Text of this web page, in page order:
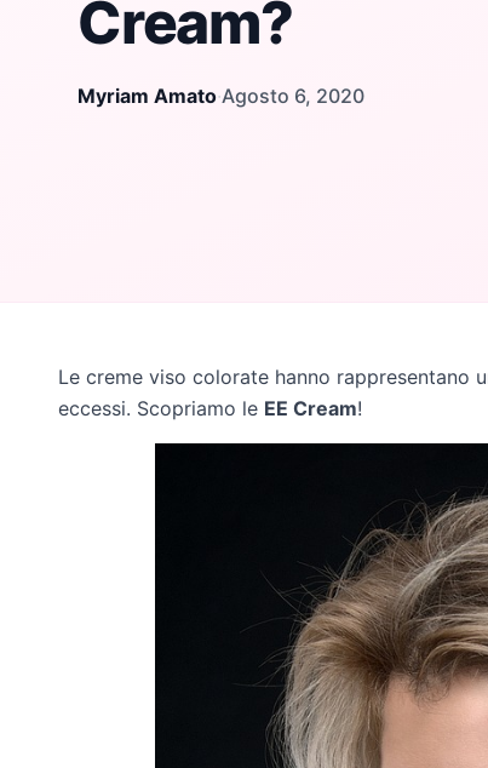
Cream?
Myriam Amato·Agosto 6, 2020
Le creme viso colorate hanno rappresentano
eccessi. Scopriamo le EE Cream!